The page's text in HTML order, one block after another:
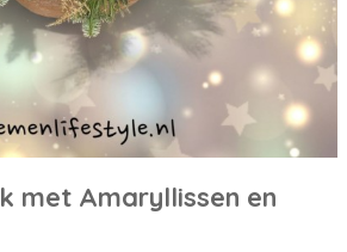
met Amaryllissen en